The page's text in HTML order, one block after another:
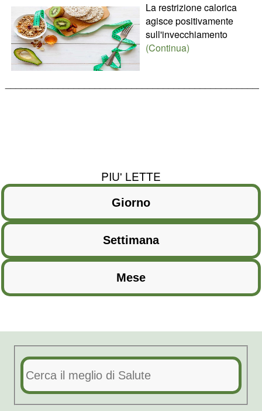
La restrizione calorica
agisce positivamente
sull'invecchiamento
(Continua)
PIU' LETTE